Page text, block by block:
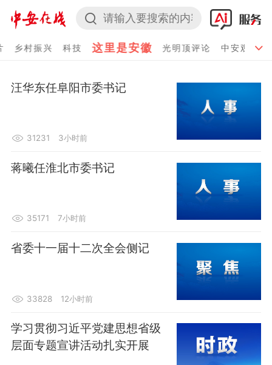
乡村振兴 科技 这里是安徽 光明顶评论 中安观察
汪华东任阜阳市委书记
31231 3小时前
蒋曦任淮北市委书记
35171 7小时前
省委十一届十二次全会侧记
33828 12小时前
学习贯彻习近平党建思想省级
层面专题宣讲活动扎实开展